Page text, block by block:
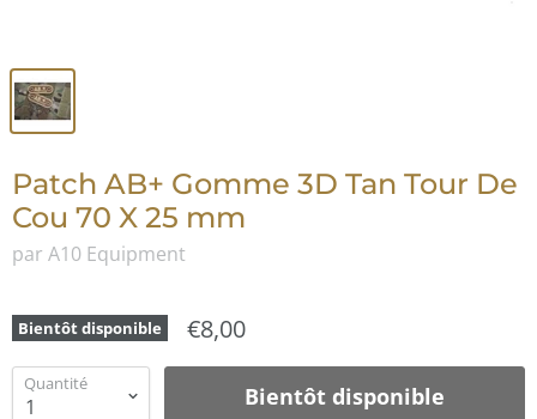
Patch AB+ Gomme 3D Tan Tour De
Cou 70 X 25 mm
par A10 Equipment
Bientôt disponible €8,00
Quantité Bientôt disponible